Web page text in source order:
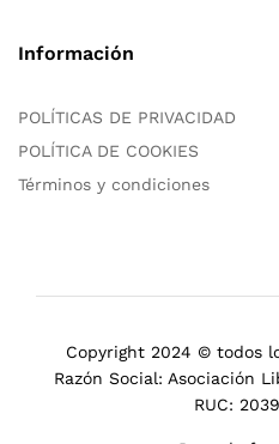
Información
POLÍTICAS DE PRIVACIDAD
POLÍTICA DE COOKIES
Términos y condiciones
Copyright 2024 © todos
Razón Social: Asociación
RUC: